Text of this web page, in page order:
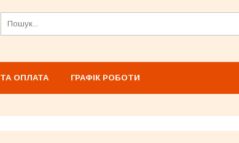
ОПЛАТА ГРАФІК РОБОТИ